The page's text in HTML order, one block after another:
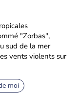
"Zorbas",
sud de la mer
vents violents sur
moi